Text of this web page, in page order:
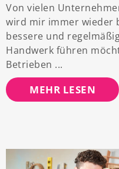
Von vielen
wird mir immer wieder
bessere und
Handwerk führen
Betrieben
MEHR LESEN